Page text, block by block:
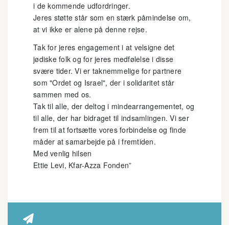
i de kommende udfordringer.
Jeres støtte står som en stærk påmindelse om,
at vi ikke er alene på denne rejse.
Tak for jeres engagement i at velsigne det
jødiske folk og for jeres medfølelse i disse
svære tider. Vi er taknemmelige for partnere
som "Ordet og Israel", der i solidaritet står
sammen med os.
Tak til alle, der deltog i mindearrangementet, og
til alle, der har bidraget til indsamlingen. Vi ser
frem til at fortsætte vores forbindelse og finde
måder at samarbejde på i fremtiden.
Med venlig hilsen
Ettie Levi, Kfar-Azza Fonden”
